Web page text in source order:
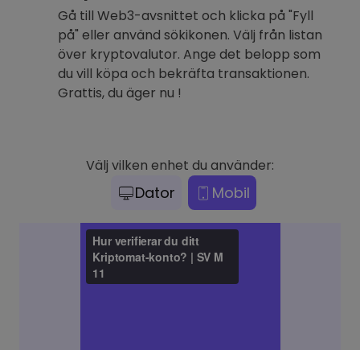
Gå till Web3-avsnittet och klicka på "Fyll
på" eller använd sökikonen. Välj från listan
över kryptovalutor. Ange det belopp som
du vill köpa och bekräfta transaktionen.
Grattis, du äger nu !
Välj vilken enhet du använder:
Dator Mobil